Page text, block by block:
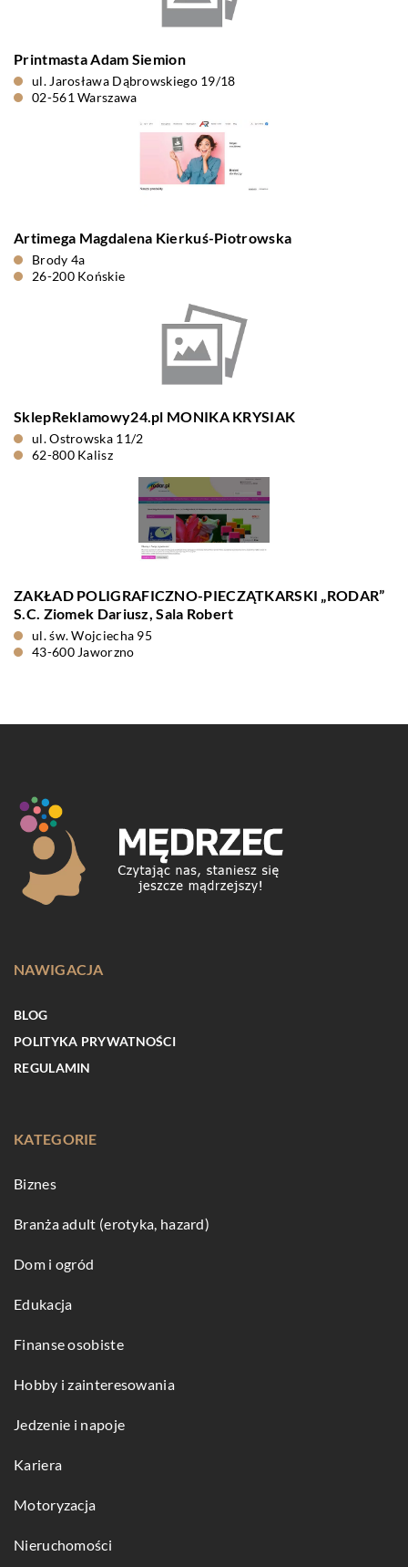
Printmasta Adam Siemion
ul. Jarosława Dąbrowskiego 19/18
02-561 Warszawa
Artimega Magdalena Kierkuś-Piotrowska
Brody 4a
26-200 Końskie
SklepReklamowy24.pl MONIKA KRYSIAK
ul. Ostrowska 11/2
62-800 Kalisz
ZAKŁAD POLIGRAFICZNO-PIECZĄTKARSKI „RODAR”
S.C. Ziomek Dariusz, Sala Robert
ul. św. Wojciecha 95
43-600 Jaworzno
NAWIGACJA
BLOG
POLITYKA PRYWATNOŚCI
REGULAMIN
KATEGORIE
Biznes
Branża adult (erotyka, hazard)
Dom i ogród
Edukacja
Finanse osobiste
Hobby i zainteresowania
Jedzenie i napoje
Kariera
Motoryzacja
Nieruchomości